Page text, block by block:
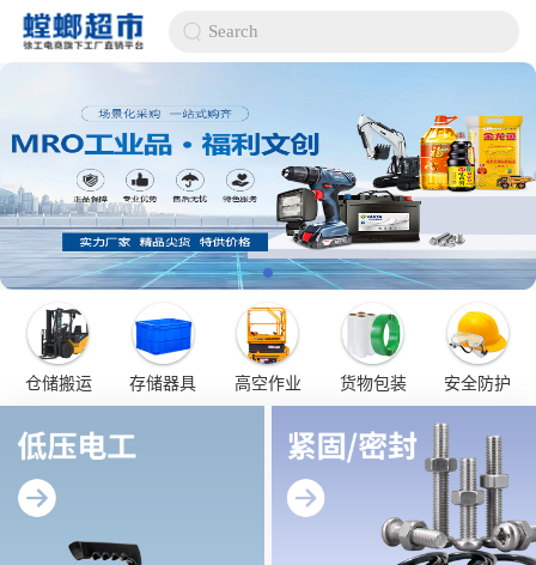
Search
仓储搬运 存储器具 高空作业 货物包装 安全防护